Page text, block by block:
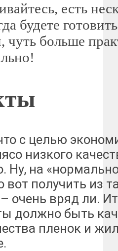
есть
будете
чуть больше
с целью
низкого
Ну, на
вот получить из
очень вряд ли.
должно быть
пленок и